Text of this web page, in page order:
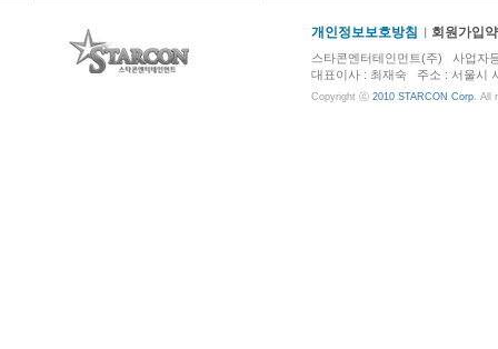
개인정보보호방침 회원가입
스타콘엔터테인먼트(주) 사업자
대표이사 : 최재숙 주소 : 서울시
Copyright ⓒ 2010 STARCON Corp. All